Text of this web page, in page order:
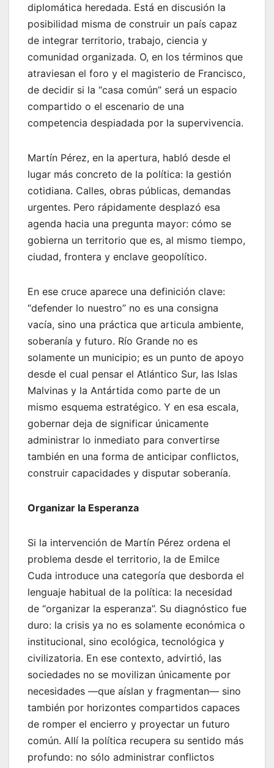
diplomática heredada. Está en discusión la
posibilidad misma de construir un país capaz
de integrar territorio, trabajo, ciencia y
comunidad organizada. O, en los términos que
atraviesan el foro y el magisterio de Francisco,
de decidir si la “casa común” será un espacio
compartido o el escenario de una
competencia despiadada por la supervivencia.
Martín Pérez, en la apertura, habló desde el
lugar más concreto de la política: la gestión
cotidiana. Calles, obras públicas, demandas
urgentes. Pero rápidamente desplazó esa
agenda hacia una pregunta mayor: cómo se
gobierna un territorio que es, al mismo tiempo,
ciudad, frontera y enclave geopolítico.
En ese cruce aparece una definición clave:
“defender lo nuestro” no es una consigna
vacía, sino una práctica que articula ambiente,
soberanía y futuro. Río Grande no es
solamente un municipio; es un punto de apoyo
desde el cual pensar el Atlántico Sur, las Islas
Malvinas y la Antártida como parte de un
mismo esquema estratégico. Y en esa escala,
gobernar deja de significar únicamente
administrar lo inmediato para convertirse
también en una forma de anticipar conflictos,
construir capacidades y disputar soberanía.
Organizar la Esperanza
Si la intervención de Martín Pérez ordena el
problema desde el territorio, la de Emilce
Cuda introduce una categoría que desborda el
lenguaje habitual de la política: la necesidad
de “organizar la esperanza”. Su diagnóstico fue
duro: la crisis ya no es solamente económica o
institucional, sino ecológica, tecnológica y
civilizatoria. En ese contexto, advirtió, las
sociedades no se movilizan únicamente por
necesidades —que aíslan y fragmentan— sino
también por horizontes compartidos capaces
de romper el encierro y proyectar un futuro
común. Allí la política recupera su sentido más
profundo: no sólo administrar conflictos